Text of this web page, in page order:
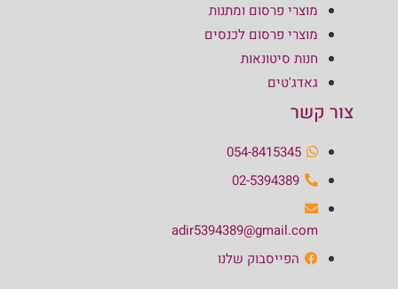
מוצרי פרסום ומתנות
מוצרי פרסום לכנסים
חנות סיטונאות
גאדג'טים
צור קשר
054-8415345
02-5394389
adir5394389@gmail.com
הפייסבוק שלנו